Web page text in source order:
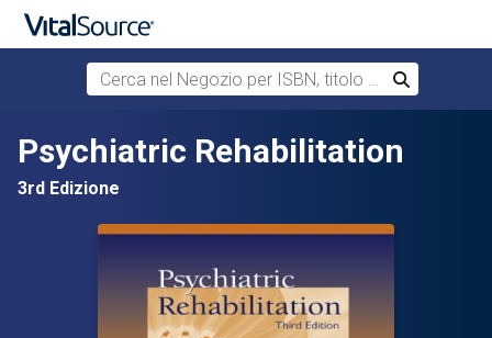
Passa al contenuto principale
Cerca nel Negozio per ISBN, titolo o autore
Cerca
Psychiatric Rehabilitation
3rd Edizione